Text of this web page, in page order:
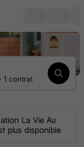
1 contrat
La Vie Au
plus disponible